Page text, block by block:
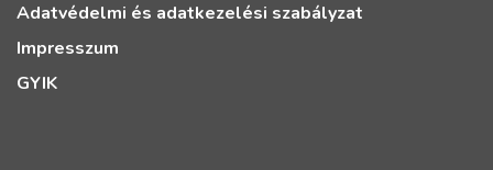
Adatvédelmi és adatkezelési szabályzat
Impresszum
GYIK